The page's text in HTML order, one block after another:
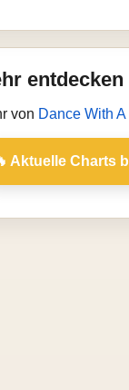
entdecken
von Dance With
Aktuelle Charts